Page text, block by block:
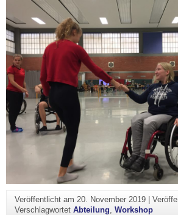
Veröffentlicht am 20. November 2019|
Verschlagwortet Abteilung Workshop